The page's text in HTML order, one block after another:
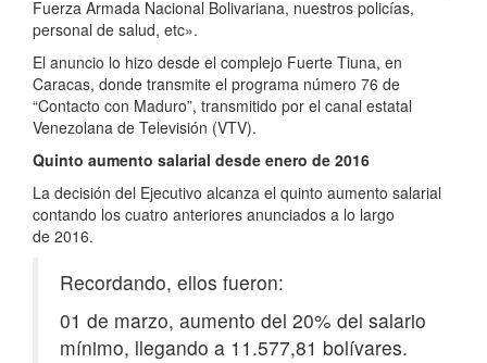
Fuerza Armada Nacional Bolivariana, nuestros policías,
personal de salud, etc».
El anuncio lo hizo desde el complejo Fuerte Tiuna, en
Caracas, donde transmite el programa número 76 de
“Contacto con Maduro”, transmitido por el canal estatal
Venezolana de Televisión (VTV).
Quinto aumento salarial desde enero de 2016
La decisión del Ejecutivo alcanza el quinto aumento salarial
contando los cuatro anteriores anunciados a lo largo
de 2016.
Recordando, ellos fueron:
01 de marzo, aumento del 20% del salario
mínimo, llegando a 11.577,81 bolívares.